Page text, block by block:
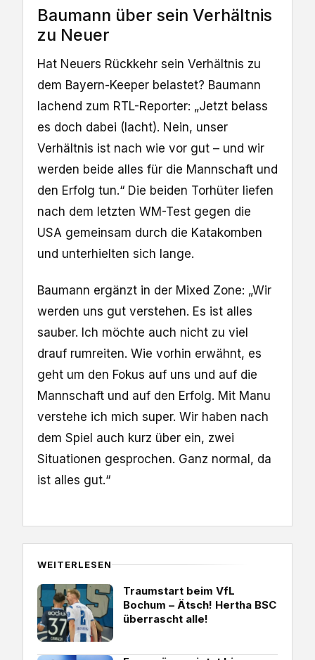
Baumann über sein Verhältnis
zu Neuer
Hat Neuers Rückkehr sein Verhältnis zu
dem Bayern-Keeper belastet? Baumann
lachend zum RTL-Reporter: „Jetzt belass
es doch dabei (lacht). Nein, unser
Verhältnis ist nach wie vor gut – und wir
werden beide alles für die Mannschaft und
den Erfolg tun.“ Die beiden Torhüter liefen
nach dem letzten WM-Test gegen die
USA gemeinsam durch die Katakomben
und unterhielten sich lange.
Baumann ergänzt in der Mixed Zone: „Wir
werden uns gut verstehen. Es ist alles
sauber. Ich möchte auch nicht zu viel
drauf rumreiten. Wie vorhin erwähnt, es
geht um den Fokus auf uns und auf die
Mannschaft und auf den Erfolg. Mit Manu
verstehe ich mich super. Wir haben nach
dem Spiel auch kurz über ein, zwei
Situationen gesprochen. Ganz normal, da
ist alles gut.“
WEITERLESEN
Traumstart beim VfL
Bochum – Ätsch! Hertha BSC
überrascht alle!